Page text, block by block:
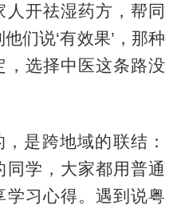
开祛湿药方，帮同
们说‘有效果’，那种
，选择中医这条路没
是跨地域的联结：
学，大家都用普通
学习心得。遇到说粤